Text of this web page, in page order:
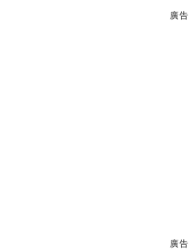
廣告
廣告